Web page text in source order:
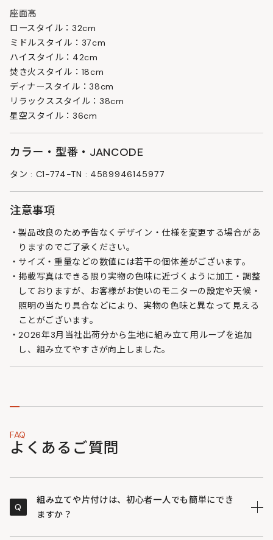
座面高
ロースタイル：32cm
ミドルスタイル：37cm
ハイスタイル：42cm
焚き火スタイル：18cm
ディナースタイル：38cm
リラックススタイル：38cm
星空スタイル：36cm
カラー・型番・JANCODE
タン : C1-774-TN : 4589946145977
注意事項
製品改良のため予告なくデザイン・仕様を変更する場合があ
りますのでご了承ください。
サイズ・重量などの数値には若干の個体差がございます。
掲載写真はできる限り実物の色味に近づくように加工・調整
しておりますが、お客様がお使いのモニターの設定や天候・
照明の当たり具合などにより、実物の色味と異なって見える
ことがございます。
2026年3月当社出荷分から生地に組み立て用ループを追加
し、組み立てやすさが向上しました。
FAQ
よくあるご質問
Q
組み立てや片付けは、初心者一人でも簡単にでき
ますか？